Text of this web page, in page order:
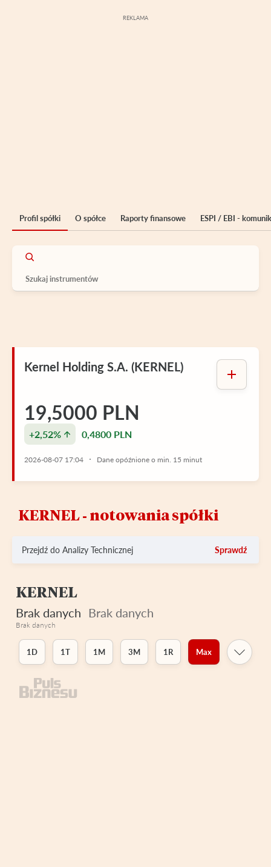
Profil spółki O spółce Raporty finansowe ESPI / EBI -
Kernel Holding S.A. (KERNEL)
19,5000 PLN
+2,52% 0,4800 PLN
2026-08-07 17:04 Dane opóźnione o min. 15 minut
KERNEL ‑ notowania spółki
Przejdź do Analizy Technicznej Sprawdź
KERNEL
Brak danych Brak danych
Brak danych
1D 1T 1M 3M 1R Max